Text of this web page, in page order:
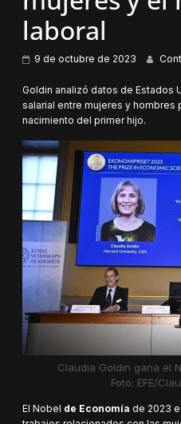
laboral
9 de octubre de 2023
Goldin analizó datos de Estados
salarial entre mujeres y
nacimiento del primer hijo.
Claudia Goldin gana el
Foto: EFE/
El Nobel de Economía de 2023